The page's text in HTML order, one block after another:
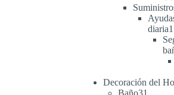
diaria1
Decoración del
Baño31